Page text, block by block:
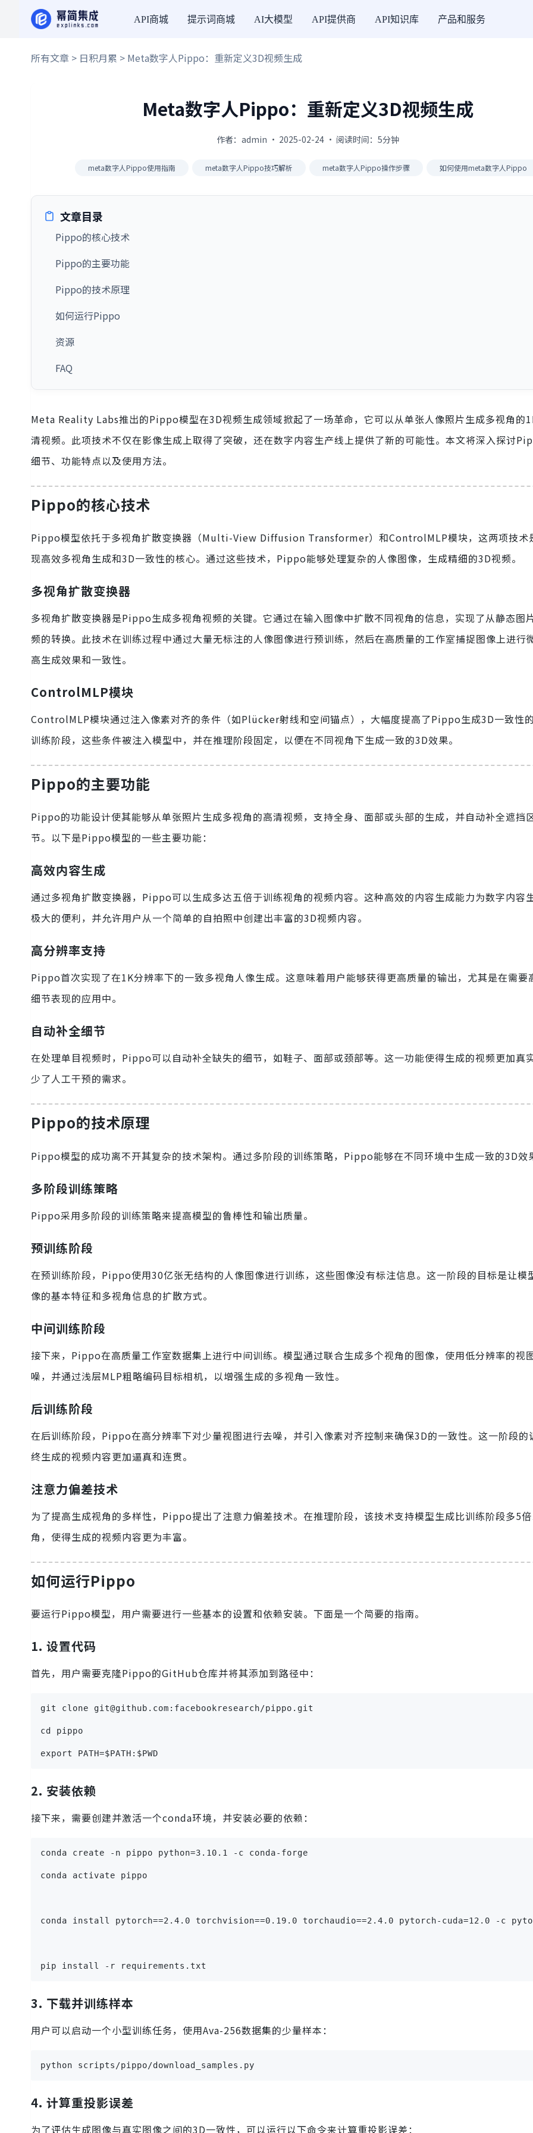
API商城 提示词商城 AI大模型 API提供商 API知识库 产品和服务
所有文章 > 日积月累 > Meta数字人Pippo：重新定义3D视频生成
Meta数字人Pippo：重新定义3D视频生成
作者：admin · 2025-02-24 · 阅读时间：5分钟
meta数字人Pippo使用指南 meta数字人Pippo技巧解析 meta数字人Pippo操作步骤 如何使用meta数字人Pippo
文章目录
Pippo的核心技术
Pippo的主要功能
Pippo的技术原理
如何运行Pippo
资源
FAQ
Meta Reality Labs推出的Pippo模型在3D视频生成领域掀起了一场革命，它可以从单张人像照片生成多视角的
清视频。此项技术不仅在影像生成上取得了突破，还在数字内容生产线上提供了新的可能性。本文将深入探讨
细节、功能特点以及使用方法。
Pippo的核心技术
Pippo模型依托于多视角扩散变换器（Multi-View Diffusion Transformer）和ControlMLP模块，这两项技术
现高效多视角生成和3D一致性的核心。通过这些技术，Pippo能够处理复杂的人像图像，生成精细的3D视频。
多视角扩散变换器
多视角扩散变换器是Pippo生成多视角视频的关键。它通过在输入图像中扩散不同视角的信息，实现了从静态图
频的转换。此技术在训练过程中通过大量无标注的人像图像进行预训练，然后在高质量的工作室捕捉图像上进行
高生成效果和一致性。
ControlMLP模块
ControlMLP模块通过注入像素对齐的条件（如Plücker射线和空间锚点），大幅度提高了Pippo生成3D一致性
训练阶段，这些条件被注入模型中，并在推理阶段固定，以便在不同视角下生成一致的3D效果。
Pippo的主要功能
Pippo的功能设计使其能够从单张照片生成多视角的高清视频，支持全身、面部或头部的生成，并自动补全遮挡
节。以下是Pippo模型的一些主要功能：
高效内容生成
通过多视角扩散变换器，Pippo可以生成多达五倍于训练视角的视频内容。这种高效的内容生成能力为数字内容
极大的便利，并允许用户从一个简单的自拍照中创建出丰富的3D视频内容。
高分辨率支持
Pippo首次实现了在1K分辨率下的一致多视角人像生成。这意味着用户能够获得更高质量的输出，尤其是在需要
细节表现的应用中。
自动补全细节
在处理单目视频时，Pippo可以自动补全缺失的细节，如鞋子、面部或颈部等。这一功能使得生成的视频更加真
少了人工干预的需求。
Pippo的技术原理
Pippo模型的成功离不开其复杂的技术架构。通过多阶段的训练策略，Pippo能够在不同环境中生成一致的3D效
多阶段训练策略
Pippo采用多阶段的训练策略来提高模型的鲁棒性和输出质量。
预训练阶段
在预训练阶段，Pippo使用30亿张无结构的人像图像进行训练，这些图像没有标注信息。这一阶段的目标是让模
像的基本特征和多视角信息的扩散方式。
中间训练阶段
接下来，Pippo在高质量工作室数据集上进行中间训练。模型通过联合生成多个视角的图像，使用低分辨率的视
噪，并通过浅层MLP粗略编码目标相机，以增强生成的多视角一致性。
后训练阶段
在后训练阶段，Pippo在高分辨率下对少量视图进行去噪，并引入像素对齐控制来确保3D的一致性。这一阶段的
终生成的视频内容更加逼真和连贯。
注意力偏差技术
为了提高生成视角的多样性，Pippo提出了注意力偏差技术。在推理阶段，该技术支持模型生成比训练阶段多5
角，使得生成的视频内容更为丰富。
如何运行Pippo
要运行Pippo模型，用户需要进行一些基本的设置和依赖安装。下面是一个简要的指南。
1. 设置代码
首先，用户需要克隆Pippo的GitHub仓库并将其添加到路径中：
git clone git@github.com:facebookresearch/pippo.git
cd pippo
export PATH=$PATH:$PWD
2. 安装依赖
接下来，需要创建并激活一个conda环境，并安装必要的依赖：
conda create -n pippo python=3.10.1 -c conda-forge
conda activate pippo
conda install pytorch==2.4.0 torchvision==0.19.0 torchaudio==2.4.0 pytorch-cuda=12.0 -c
pip install -r requirements.txt
3. 下载并训练样本
用户可以启动一个小型训练任务，使用Ava-256数据集的少量样本：
python scripts/pippo/download_samples.py
4. 计算重投影误差
为了评估生成图像与真实图像之间的3D一致性，可以运行以下命令来计算重投影误差：